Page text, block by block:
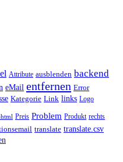
Attribute ausblenden backend
eMail entfernen Error
Kategorie Link links Logo
Preis Problem Produkt rechts
translate translate.csv